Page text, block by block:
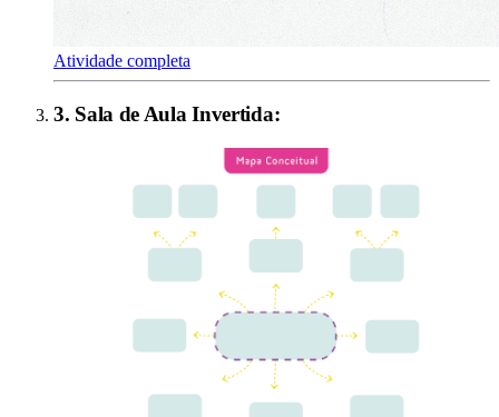
Atividade completa
3. Sala de Aula Invertida: